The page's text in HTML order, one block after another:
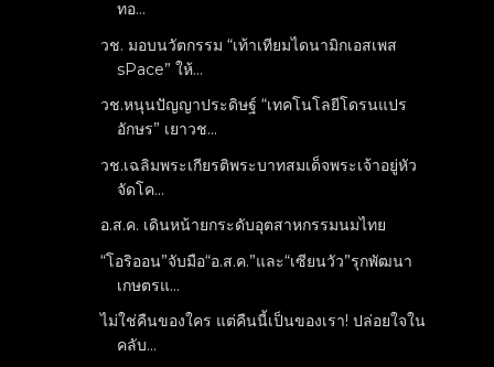
ทอ...
วช. มอบนวัตกรรม “เท้าเทียมไดนามิกเอสเพส
sPace” ให้...
วช.หนุนปัญญาประดิษฐ์ “เทคโนโลยีโดรนแปร
อักษร” เยาวช...
วช.เฉลิมพระเกียรติพระบาทสมเด็จพระเจ้าอยู่หัว
จัดโค...
อ.ส.ค. เดินหน้ายกระดับอุตสาหกรรมนมไทย
“โอริออน”จับมือ“อ.ส.ค.”และ“เซียนวัว”รุกพัฒนา
เกษตรแ...
ไม่ใช่คืนของใคร แต่คืนนี้เป็นของเรา! ปล่อยใจใน
คลับ...